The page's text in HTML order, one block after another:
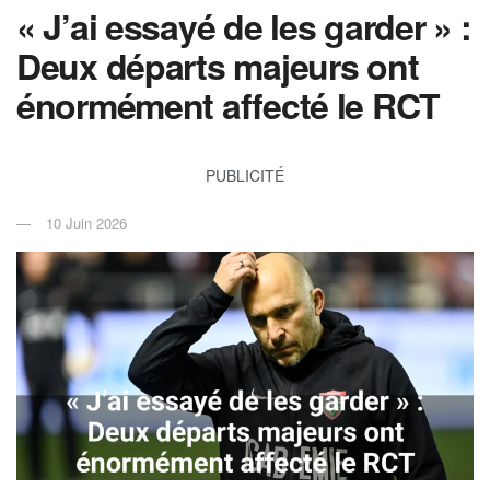
« J’ai essayé de les garder » :
Deux départs majeurs ont
énormément affecté le RCT
PUBLICITÉ
10 Juin 2026